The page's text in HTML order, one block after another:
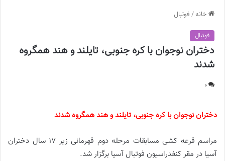
خانه/ فوتبال
فوتبال
دختران نوجوان با کره جنوبی، تایلند و هند همگروه
شدند
0
دختران نوجوان با کره جنوبی، تایلند و هند همگروه شدند
مراسم قرعه کشی مسابقات مرحله دوم قهرمانی زیر 17 سال دختران
آسیا در مقر کنفدراسیون فوتبال آسیا برگزار شد.